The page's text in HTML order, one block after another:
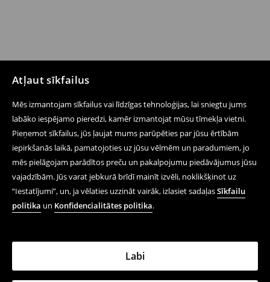
Atļaut sīkfailus
Mēs izmantojam sīkfailus vai līdzīgas tehnoloģijas, lai sniegtu jums
labāko iespējamo pieredzi, kamēr izmantojat mūsu tīmekļa vietni.
Pieņemot sīkfailus, jūs ļaujat mums parūpēties par jūsu ērtībām
iepirkšanās laikā, pamatojoties uz jūsu vēlmēm un paradumiem, jo
mēs pielāgojam parādītos preču un pakalpojumu piedāvājumus jūsu
vajadzībām. Jūs varat jebkurā brīdī mainīt izvēli, noklikšķinot uz
“Iestatījumi”, un, ja vēlaties uzzināt vairāk, izlasiet sadaļasSīkfailu
politika un Konfidencialitātes politika.
Labi
Seko mums
Palīdzība un saziņa
Iepērcies tiešsaistē